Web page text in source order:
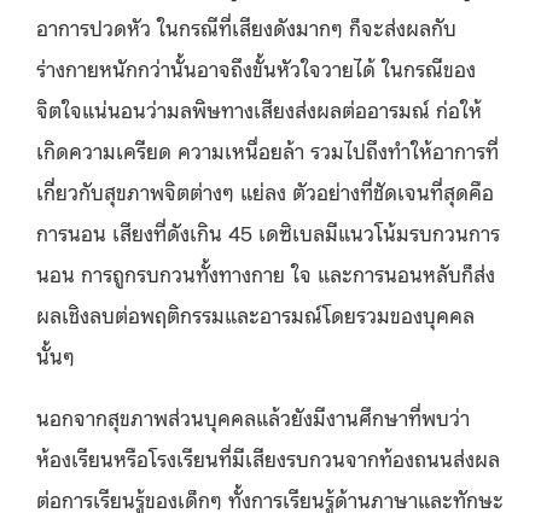
อาการปวดหัว ในกรณีที่เสียงดังมากๆ ก็จะส่งผลกับ
ร่างกายหนักกว่านั้นอาจถึงขั้นหัวใจวายได้ ในกรณีของ
จิตใจแน่นอนว่ามลพิษทางเสียงส่งผลต่ออารมณ์ ก่อให้
เกิดความเครียด ความเหนื่อยล้า รวมไปถึงทำให้อาการที่
เกี่ยวกับสุขภาพจิตต่างๆ แย่ลง ตัวอย่างที่ชัดเจนที่สุดคือ
การนอน เสียงที่ดังเกิน 45 เดซิเบลมีแนวโน้มรบกวนการ
นอน การถูกรบกวนทั้งทางกาย ใจ และการนอนหลับก็ส่ง
ผลเชิงลบต่อพฤติกรรมและอารมณ์โดยรวมของบุคคล
นั้นๆ
นอกจากสุขภาพส่วนบุคคลแล้วยังมีงานศึกษาที่พบว่า
ห้องเรียนหรือโรงเรียนที่มีเสียงรบกวนจากท้องถนนส่งผล
ต่อการเรียนรู้ของเด็กๆ ทั้งการเรียนรู้ด้านภาษาและทักษะ